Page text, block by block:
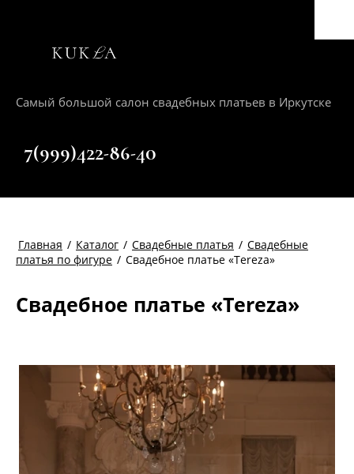
Самый большой салон свадебных платьев в Иркутске
+7(999)422-86-40
Главная / Каталог / Свадебные платья / Свадебные
платья по фигуре / Свадебное платье «Tereza»
Свадебное платье «Tereza»